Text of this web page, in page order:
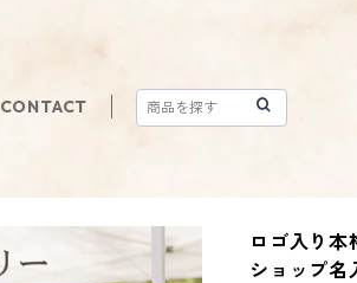
CONTACT
ロゴ入り
ショップ名